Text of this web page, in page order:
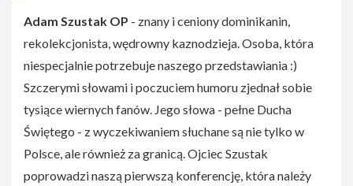
Adam Szustak OP - znany i ceniony dominikanin,
rekolekcjonista, wędrowny kaznodzieja. Osoba, która
niespecjalnie potrzebuje naszego przedstawiania :)
Szczerymi słowami i poczuciem humoru zjednał sobie
tysiące wiernych fanów. Jego słowa - pełne Ducha
Świętego - z wyczekiwaniem słuchane są nie tylko w
Polsce, ale również za granicą. Ojciec Szustak
poprowadzi naszą pierwszą konferencję, która należy